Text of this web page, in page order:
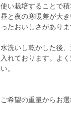
使い栽培することで積
昼と夜の寒暖差が大
ったおいしさがあり
水洗いし乾かした後
入れております。よ
い。
ご希望の重量からお選